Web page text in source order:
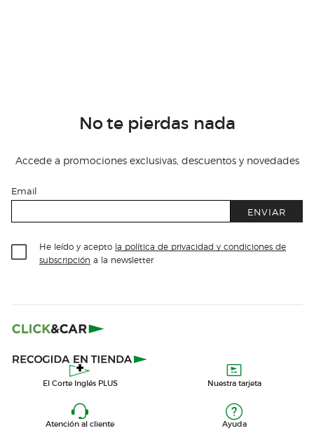
No te pierdas nada
Accede a promociones exclusivas, descuentos y novedades
Email
ENVIAR
He leído y acepto la política de privacidad y condiciones de
subscripción a la newsletter
El Corte Inglés PLUS Nuestra tarjeta
Atención al cliente Ayuda